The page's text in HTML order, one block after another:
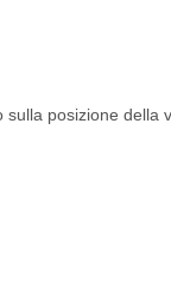
posizione della